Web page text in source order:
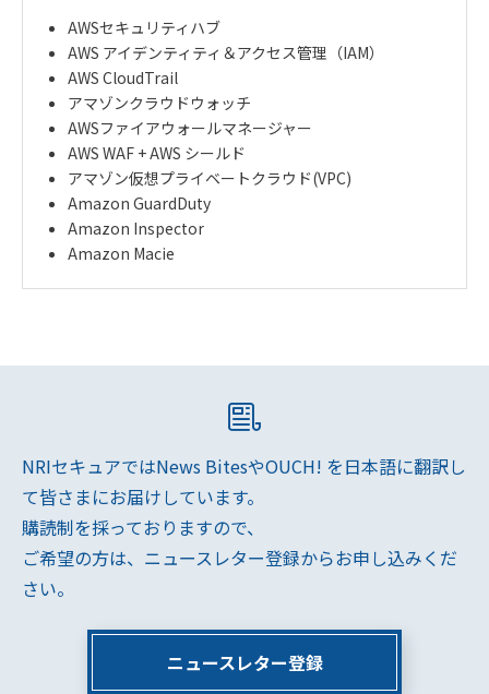
AWSセキュリティハブ
AWS アイデンティティ＆アクセス管理（IAM）
AWS CloudTrail
アマゾンクラウドウォッチ
AWSファイアウォールマネージャー
AWS WAF + AWS シールド
アマゾン仮想プライベートクラウド(VPC)
Amazon GuardDuty
Amazon Inspector
Amazon Macie
NRIセキュアではNews BitesやOUCH! を日本語に翻訳し
て皆さまにお届けしています。
購読制を採っておりますので、
ご希望の方は、ニュースレター登録からお申し込みくだ
さい。
ニュースレター登録